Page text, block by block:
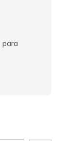
para